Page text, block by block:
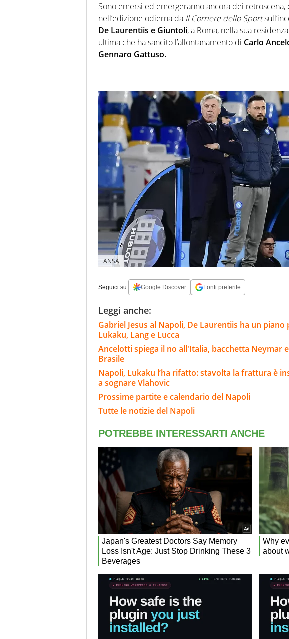
Sono emersi ed emergeranno ancora dei
nell’edizione odierna da Il Corriere dello Sport
De Laurentiis e Giuntoli, a Roma, nella sua
ultima che ha sancito l’allontanamento di Carlo
Gennaro Gattuso.
ANSA
Seguici su: Google Discover Fonti preferite
Leggi anche:
Gabriel Jesus al Napoli, De Laurentiis ha un
Lukaku, Lang e Lucca
Ancelotti spiega il no all'Italia, bacchetta Neymar
Brasile
Napoli, Lukaku l’ha rifatto: stavolta la frattura è
a sognare Vlahovic
Prossime partite e calendario del Napoli
Tutte le notizie del Napoli